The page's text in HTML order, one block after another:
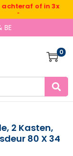
of in 3x
BE
0
2 Kasten,
80 X 34